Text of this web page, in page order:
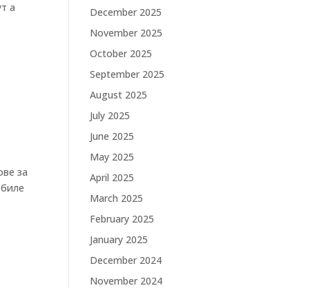
а
за
December 2025
November 2025
October 2025
September 2025
August 2025
July 2025
June 2025
May 2025
April 2025
March 2025
February 2025
January 2025
December 2024
November 2024